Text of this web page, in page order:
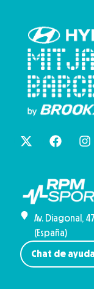
Av. Diagonal,
(España)
Chat de ayuda